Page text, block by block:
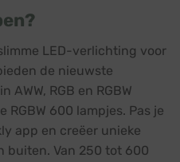
LED-verlichting voor
de nieuwste
RGB en RGBW
600 lampjes. Pas je
app en creëer unieke
buiten. Van 250 tot 600